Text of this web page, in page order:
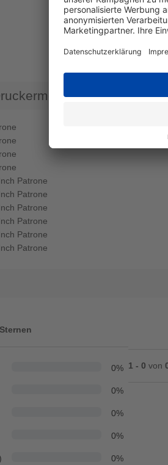
Patrone
Patrone
Patrone
Patrone
Patrone
Patrone
0%
0%
0%
0%
0%
1 - 0 von